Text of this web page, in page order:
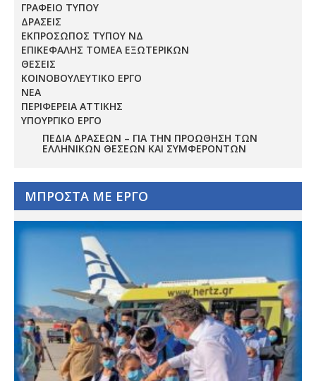
ΓΡΑΦΕΙΟ ΤΥΠΟΥ
ΔΡΑΣΕΙΣ
ΕΚΠΡΟΣΩΠΟΣ ΤΥΠΟΥ ΝΔ
ΕΠΙΚΕΦΑΛΗΣ ΤΟΜΕΑ ΕΞΩΤΕΡΙΚΩΝ
ΘΕΣΕΙΣ
ΚΟΙΝΟΒΟΥΛΕΥΤΙΚΟ ΕΡΓΟ
ΝΕΑ
ΠΕΡΙΦΕΡΕΙΑ ΑΤΤΙΚΗΣ
ΥΠΟΥΡΓΙΚΟ ΕΡΓΟ
ΠΕΔΊΑ ΔΡΆΣΕΩΝ – ΓΙΑ ΤΗΝ ΠΡΟΏΘΗΣΗ ΤΩΝ
ΕΛΛΗΝΙΚΏΝ ΘΈΣΕΩΝ ΚΑΙ ΣΥΜΦΕΡΌΝΤΩΝ
ΜΠΡΟΣΤΑ ΜΕ ΕΡΓΟ